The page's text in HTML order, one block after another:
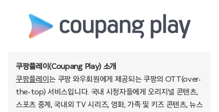
쿠팡플레이(Coupang Play) 소개
쿠팡플레이 는 쿠팡 와우회원에게 제공되는 쿠팡의 OTT(over-
the-top) 서비스입니다. 국내 시청자들에게 오리지널 콘텐츠,
스포츠 중계, 국내외 TV 시리즈, 영화, 가족 및 키즈 콘텐츠, 뉴스